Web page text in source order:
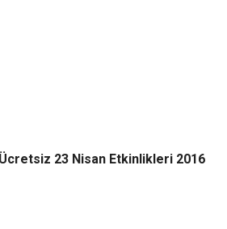
23 Nisan Etkinlikleri 2016